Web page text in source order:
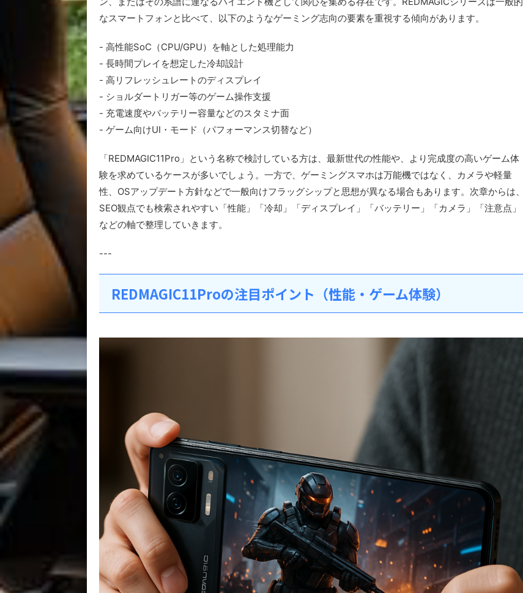
なスマートフォンと比べて、以下のようなゲーミング志向の要素を重視する傾向があります。
- 高性能SoC（CPU/GPU）を軸とした処理能力
- 長時間プレイを想定した冷却設計
- 高リフレッシュレートのディスプレイ
- ショルダートリガー等のゲーム操作支援
- 充電速度やバッテリー容量などのスタミナ面
- ゲーム向けUI・モード（パフォーマンス切替など）
「REDMAGIC11Pro」という名称で検討している方は、最新世代の性能や、より完成度の高いゲーム体
験を求めているケースが多いでしょう。一方で、ゲーミングスマホは万能機ではなく、カメラや軽量
性、OSアップデート方針などで一般向けフラッグシップと思想が異なる場合もあります。次章からは、
SEO観点でも検索されやすい「性能」「冷却」「ディスプレイ」「バッテリー」「カメラ」「注意点」
などの軸で整理していきます。
---
REDMAGIC11Proの注目ポイント（性能・ゲーム体験）